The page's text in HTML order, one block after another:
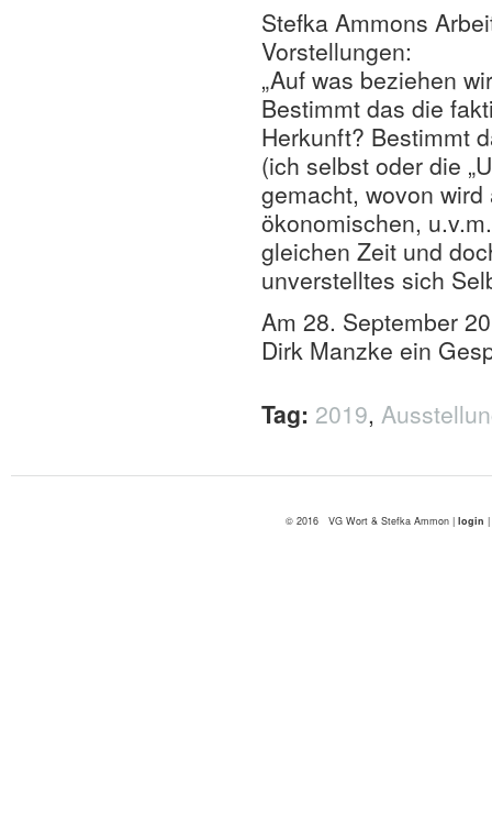
Stefka Ammons
Vorstellungen:
„Auf was beziehen
Bestimmt das die
Herkunft? Bestimmt
(ich selbst oder die
gemacht, wovon
ökonomischen,
gleichen Zeit und
unverstelltes sich
Am 28. September
Dirk Manzke ein
Tag: 2019,
© 2016 VG Wort & Stefka Ammon | login |